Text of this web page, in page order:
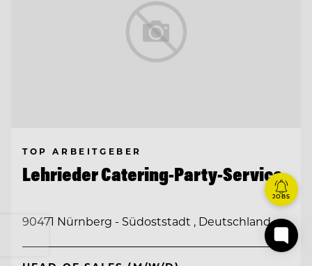
TOP ARBEITGEBER
Lehrieder Catering-Party-Service
90471 Nürnberg - Südoststadt , Deutschland
JOBS